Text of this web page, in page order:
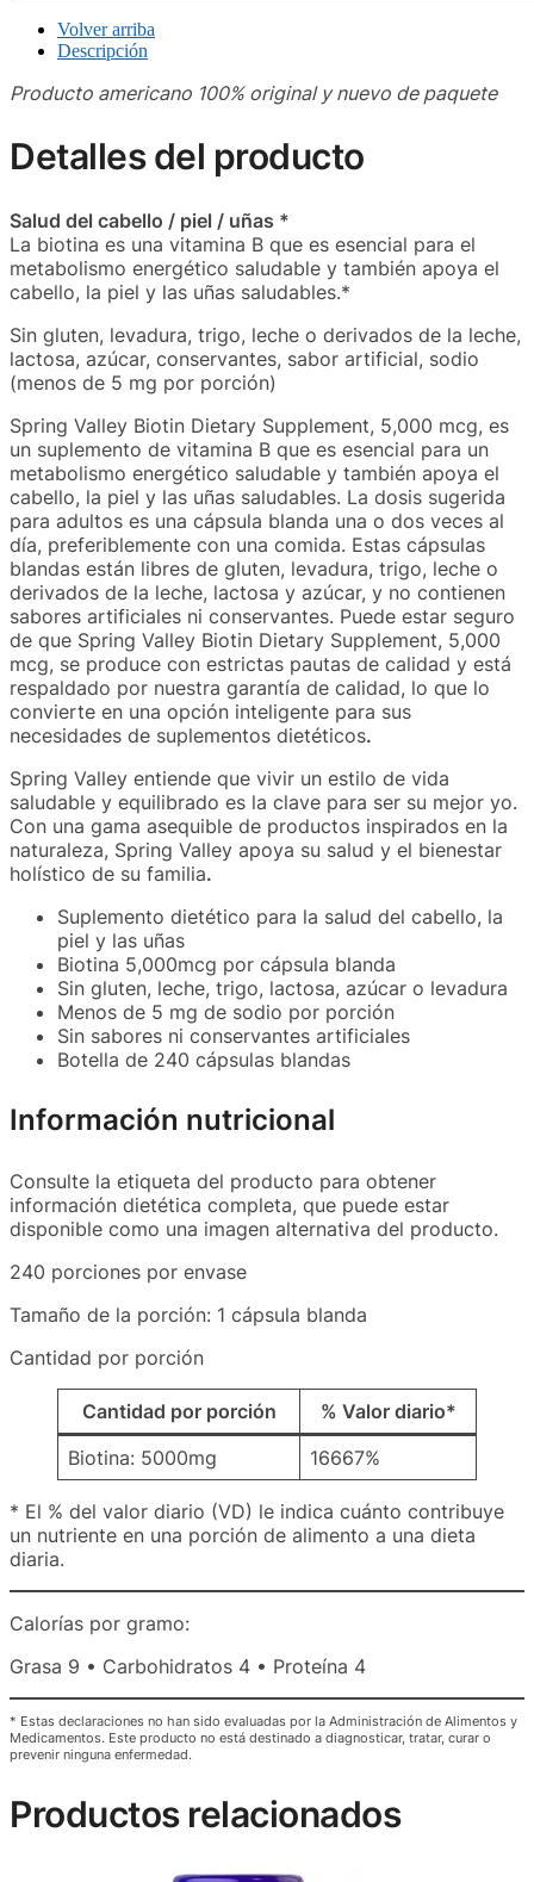
Volver arriba
Descripción
Producto americano 100% original y nuevo de paquete
Detalles del producto
Salud del cabello / piel / uñas *
La biotina es una vitamina B que es esencial para el
metabolismo energético saludable y también apoya el
cabello, la piel y las uñas saludables.*
Sin gluten, levadura, trigo, leche o derivados de la leche,
lactosa, azúcar, conservantes, sabor artificial, sodio
(menos de 5 mg por porción)
Spring Valley Biotin Dietary Supplement, 5,000 mcg, es
un suplemento de vitamina B que es esencial para un
metabolismo energético saludable y también apoya el
cabello, la piel y las uñas saludables. La dosis sugerida
para adultos es una cápsula blanda una o dos veces al
día, preferiblemente con una comida. Estas cápsulas
blandas están libres de gluten, levadura, trigo, leche o
derivados de la leche, lactosa y azúcar, y no contienen
sabores artificiales ni conservantes. Puede estar seguro
de que Spring Valley Biotin Dietary Supplement, 5,000
mcg, se produce con estrictas pautas de calidad y está
respaldado por nuestra garantía de calidad, lo que lo
convierte en una opción inteligente para sus
necesidades de suplementos dietéticos.
Spring Valley entiende que vivir un estilo de vida
saludable y equilibrado es la clave para ser su mejor yo.
Con una gama asequible de productos inspirados en la
naturaleza, Spring Valley apoya su salud y el bienestar
holístico de su familia.
Suplemento dietético para la salud del cabello, la
piel y las uñas
Biotina 5,000mcg por cápsula blanda
Sin gluten, leche, trigo, lactosa, azúcar o levadura
Menos de 5 mg de sodio por porción
Sin sabores ni conservantes artificiales
Botella de 240 cápsulas blandas
Información nutricional
Consulte la etiqueta del producto para obtener
información dietética completa, que puede estar
disponible como una imagen alternativa del producto.
240 porciones por envase
Tamaño de la porción: 1 cápsula blanda
Cantidad por porción
Cantidad por porción
% Valor diario*
Biotina: 5000mg
16667%
* El % del valor diario (VD) le indica cuánto contribuye
un nutriente en una porción de alimento a una dieta
diaria.
Calorías por gramo:
Grasa 9 • Carbohidratos 4 • Proteína 4
* Estas declaraciones no han sido evaluadas por la Administración de Alimentos y
Medicamentos. Este producto no está destinado a diagnosticar, tratar, curar o
prevenir ninguna enfermedad.
Productos relacionados